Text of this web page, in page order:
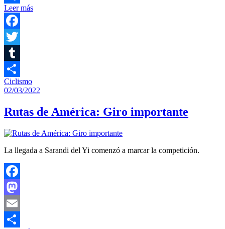
Compartir
Leer más
Facebook
Twitter
Tumblr
Compartir
Ciclismo
02/03/2022
Rutas de América: Giro importante
La llegada a Sarandi del Yi comenzó a marcar la competición.
Facebook
Mastodon
Email